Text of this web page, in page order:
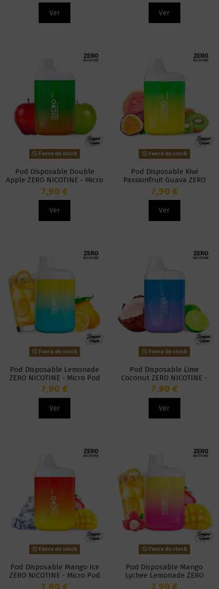
Ver Ver
Fuera de stock
Pod Disposable Double
Apple ZERO NICOTINE - Micro
Pod
7,90 €
Ver
Fuera de stock
Pod Disposable Kiwi
Passionfruit Guava ZERO
NICOTINE - Micro Pod
7,90 €
Ver
Fuera de stock
Pod Disposable Lemonade
ZERO NICOTINE - Micro Pod
7,90 €
Ver
Fuera de stock
Pod Disposable Lime
Coconut ZERO NICOTINE -
Micro Pod
7,90 €
Ver
Fuera de stock
Pod Disposable Mango Ice
ZERO NICOTINE - Micro Pod
Fuera de stock
Pod Disposable Mango
Lychee Lemonade ZERO
NICOTINE - Micro Pod